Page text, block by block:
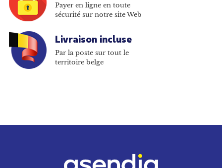
Payer en ligne en toute
sécurité sur notre site Web
Livraison incluse
Par la poste sur tout le
territoire belge